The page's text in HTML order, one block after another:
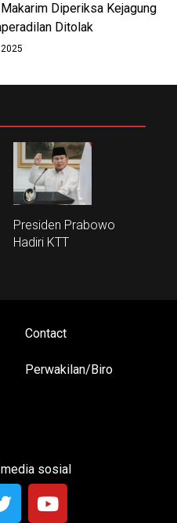
Diperiksa Kejagung
Ditolak
Presiden Prabowo
Hadiri KTT
Contact
Perwakilan/Biro
sosial